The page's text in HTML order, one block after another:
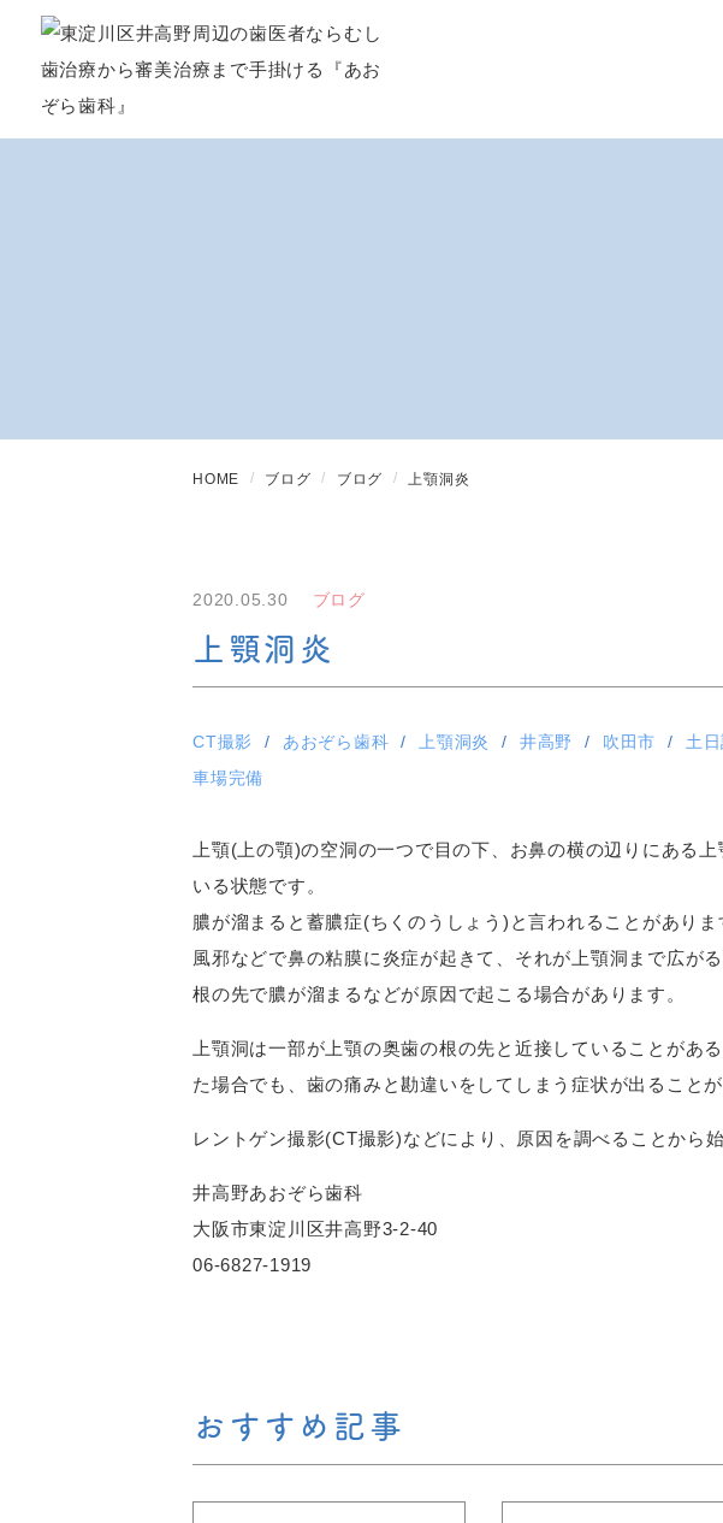
HOME ブログ ブログ 上顎洞炎
2020.05.30 ブログ
上顎洞炎
CT撮影 あおぞら歯科 上顎洞炎 井高野 吹田市 土
車場完備
上顎(上の顎)の空洞の一つで目の下、お鼻の横の辺りにある
いる状態です。
膿が溜まると蓄膿症(ちくのうしょう)と言われることがありま
風邪などで鼻の粘膜に炎症が起きて、それが上顎洞まで広が
根の先で膿が溜まるなどが原因で起こる場合があります。
上顎洞は一部が上顎の奥歯の根の先と近接していることがあ
た場合でも、歯の痛みと勘違いをしてしまう症状が出ることが
レントゲン撮影(CT撮影)などにより、原因を調べることから始
井高野あおぞら歯科
大阪市東淀川区井高野3-2-40
06-6827-1919
おすすめ記事